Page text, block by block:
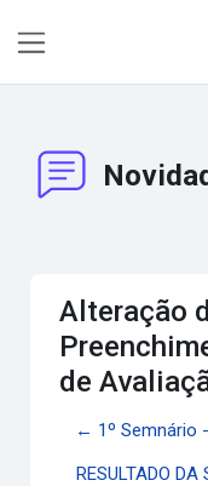
Alteração
de
← 1º Semnário
RESULTADO